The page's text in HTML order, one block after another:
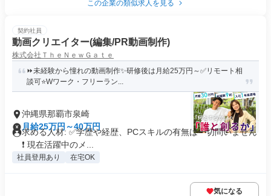
この企業の類似求人を見る
契約社員
動画クリエイター(編集/PR動画制作)
株式会社ＴｈｅＮｅｗＧａｔｅ
⏩️未経験から憧れの動画制作✨研修後は月給25万円～✅リモート相
談可⭐Wワーク・フリーラン...
沖縄県那覇市泉崎
月給25万円～40万円
求める人材: ✅️学歴や経歴、PCスキルの有無は一切問いません
❗️ 現在活躍中のメ...
社員登用あり 在宅OK
気になる